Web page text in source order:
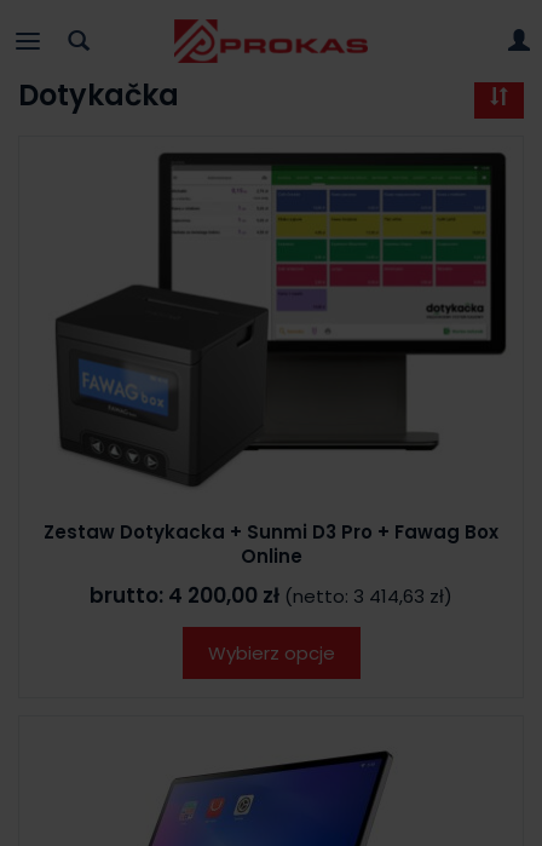
Dotykačka
Zestaw Dotykacka + Sunmi D3 Pro + Fawag Box
Online
brutto: 4 200,00 zł (netto: 3 414,63 zł)
Wybierz opcje